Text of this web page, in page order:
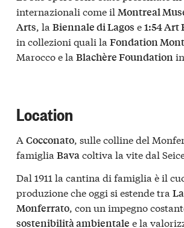
internazionali come il Montreal
Arts, la Biennale di Lagos e1:54 Art
in collezioni quali la Fondation
Marocco e la Blachère Foundation
Location
A Cocconato, sulle colline del
famiglia Bavacoltiva la vite dal
Dal 1911 la cantina di famiglia è il
produzione che oggi si estende tra
Monferrato , con un impegno
sostenibilità ambientale e la